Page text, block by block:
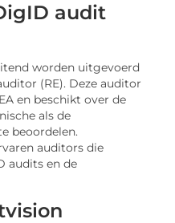
audit
worden uitgevoerd
(RE). Deze auditor
en beschikt over de
als de
beoordelen.
auditors die
audits en de